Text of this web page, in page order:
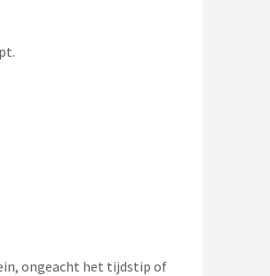
ongeacht het tijdstip of